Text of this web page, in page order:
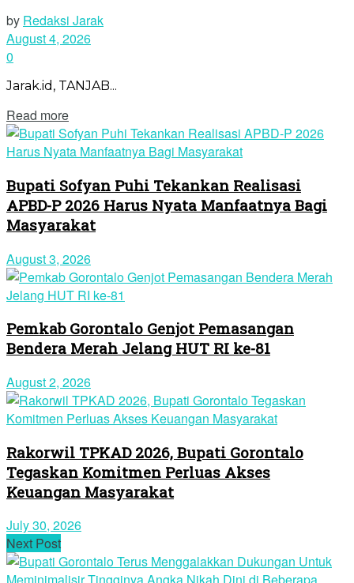
by Redaksi Jarak
August 4, 2026
0
Jarak.id, TANJAB...
Read more
Bupati Sofyan Puhi Tekankan Realisasi
APBD-P 2026 Harus Nyata Manfaatnya Bagi
Masyarakat
August 3, 2026
Pemkab Gorontalo Genjot Pemasangan
Bendera Merah Jelang HUT RI ke-81
August 2, 2026
Rakorwil TPKAD 2026, Bupati Gorontalo
Tegaskan Komitmen Perluas Akses
Keuangan Masyarakat
July 30, 2026
Next Post